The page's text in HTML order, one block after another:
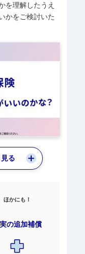
を理解したうえ
かをご検討いた
る
ほかにも！
の追加補償